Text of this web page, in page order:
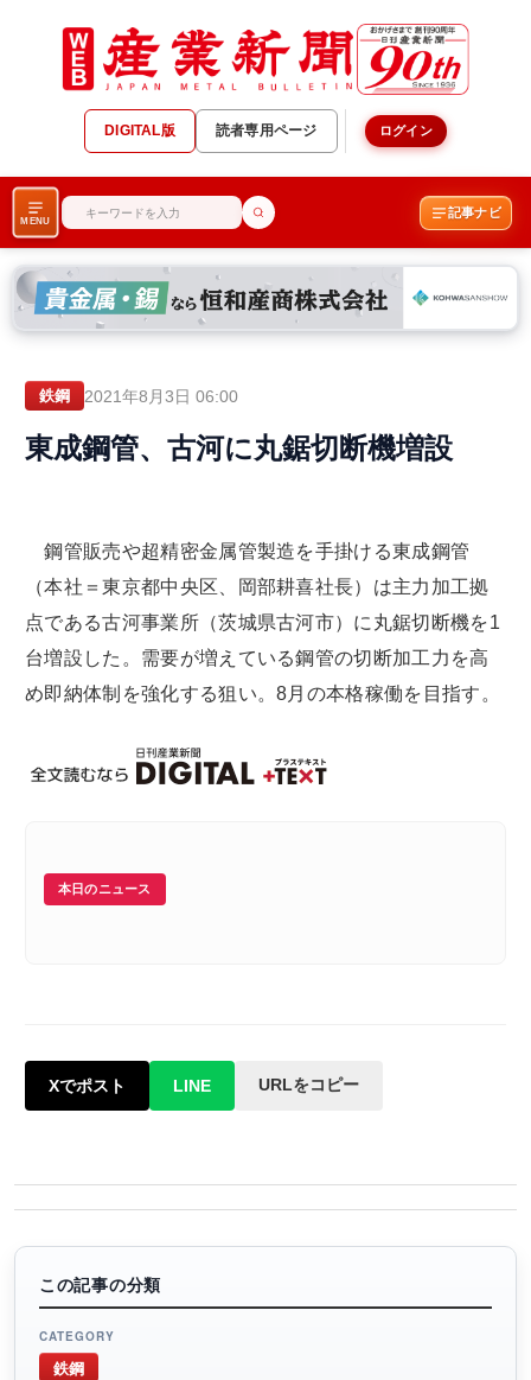
DIGITAL版 読者専用ページ ログイン
MENU
記事ナビ
鉄鋼 2021年8月3日 06:00
東成鋼管、古河に丸鋸切断機増設
鋼管販売や超精密金属管製造を手掛ける東成鋼管
（本社＝東京都中央区、岡部耕喜社長）は主力加工拠
点である古河事業所（茨城県古河市）に丸鋸切断機を1
台増設した。需要が増えている鋼管の切断加工力を高
め即納体制を強化する狙い。8月の本格稼働を目指す。
本日のニュース
Xでポスト LINE URLをコピー
この記事の分類
CATEGORY
鉄鋼